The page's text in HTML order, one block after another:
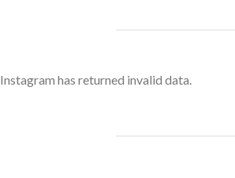
Instagram has returned invalid data.